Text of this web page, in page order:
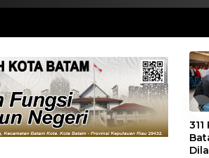
«